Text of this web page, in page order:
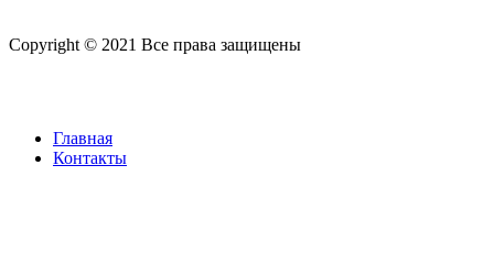
Copyright © 2021 Все права защищены
Главная
Контакты